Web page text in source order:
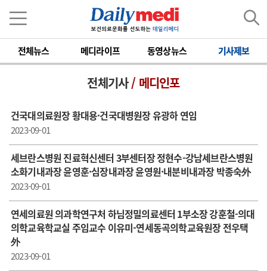
전체뉴스 메디라이프 동영상뉴스 기사제보
전체기사/ 메디인포
건국대의료원장 황대용·건국대병원장 유광하 연임
2023-09-01
세브란스병원 진료혁신센터 3부센터장 정현수-강남세브란스병원
소화기내과장 윤영훈·심장내과장 윤영원·내분비내과장 박종숙外
2023-09-01
연세의료원 의과학연구처 하님정밀의료센터 1부소장 강훈철-의대
의학교육학교실 주임교수 이유미-연세동곡의학교육원장 전우택
外
2023-09-01